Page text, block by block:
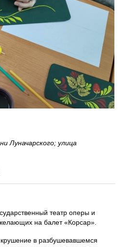
Луначарского; улица
театр оперы и
на балет «Корсар».
крушение в разбушевавшемся